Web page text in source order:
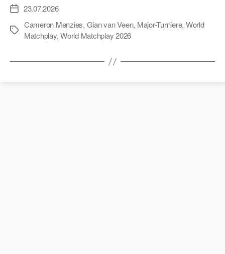
Veröffentlichungsdatum
23.07.2026
Schlagwörter
Cameron Menzies, Gian van Veen, Major-Turniere, World
Matchplay,World Matchplay 2026